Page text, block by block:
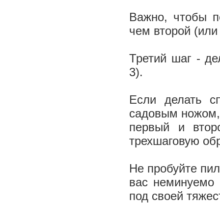
Важно, чтобы
чем второй
Третий шаг -
3).
Если делать
садовым ножом,
первый и
трехшаговую
Не пробуйте
вас неминуемо
под своей